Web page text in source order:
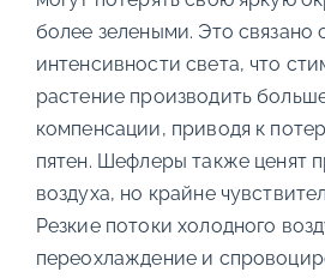
более зелеными. Это связано
интенсивности света, что
растение производить
компенсации, приводя к
пятен. Шефлеры также ценят
воздуха, но крайне
Резкие потоки холодного
переохлаждение и